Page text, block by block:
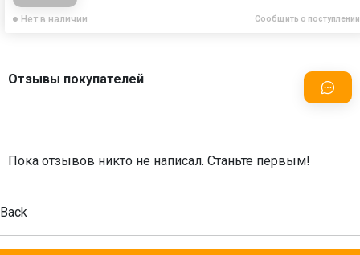
Нет в наличии Сообщить о поступлении
Отзывы покупателей
Пока отзывов никто не написал. Станьте первым!
Back